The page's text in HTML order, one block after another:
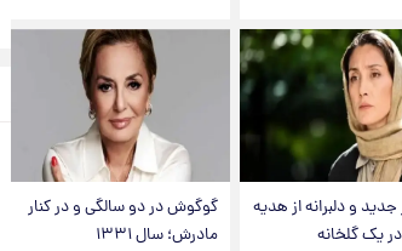
و دلبرانه از هدیه
یک گلخانه
گوگوش در دو سالگی و در کنار
مادرش؛ سال ۱۳۳۱